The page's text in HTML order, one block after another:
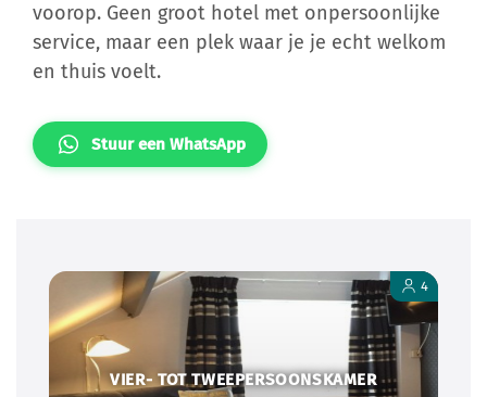
voorop. Geen groot hotel met onpersoonlijke
service, maar een plek waar je je echt welkom
en thuis voelt.
Stuur een WhatsApp
VIER- TOT TWEEPERSOONSKAMER
4